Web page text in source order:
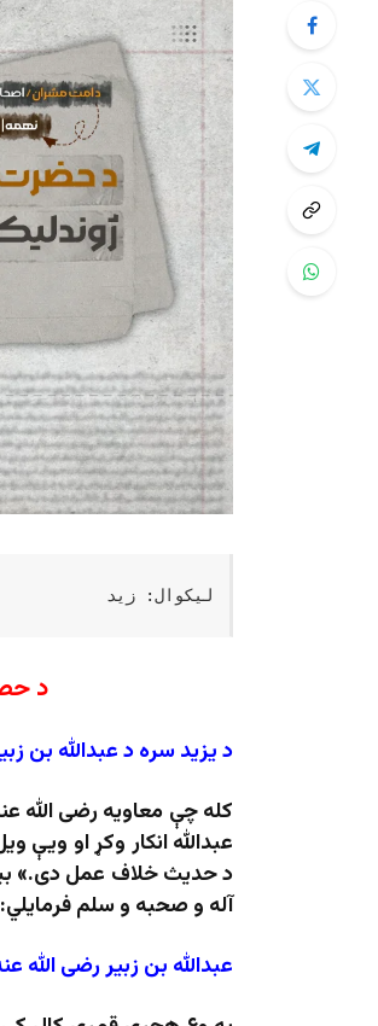
لیکوال: زید
د
د یزید سره د عبدالله بن
کله چې معاویه رضی الله
عبدالله انکار وکړ او
د حدیث خلاف عمل دی.»
آله و صحبه و سلم
عبدالله بن زبیر رضی